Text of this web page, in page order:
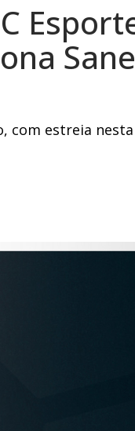
com estreia